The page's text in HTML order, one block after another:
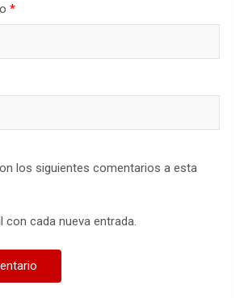
*
los siguientes comentarios a esta
con cada nueva entrada.